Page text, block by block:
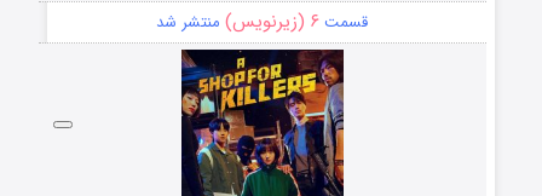
قسمت ۶ (زیرنویس) منتشر شد